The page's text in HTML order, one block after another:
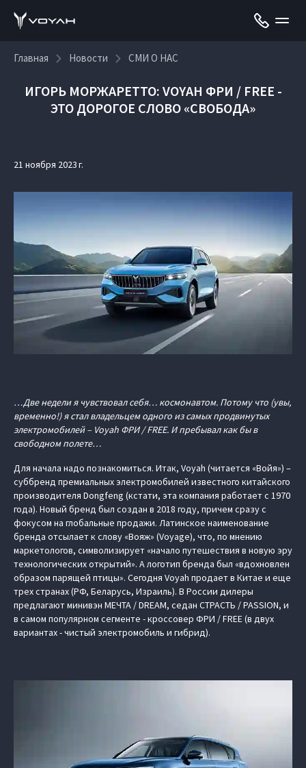
Главная Новости СМИ О НАС
ИГОРЬ МОРЖАРЕТТО: VOYAH ФРИ / FREE -
ЭТО ДОРОГОЕ СЛОВО «СВОБОДА»
21 ноября 2023 г.
…Две недели я чувствовал себя… космонавтом. Потому что (увы,
временно!) я стал владельцем одного из самых продвинутых
электромобилей – Voyah ФРИ / FREE. И пребывал как бы в
свободном полете…
Для начала надо познакомиться. Итак, Voyah (читается «Войя») –
суббренд премиальных электромобилей известного китайского
производителя Dongfeng (кстати, эта компания работает с 1970
года). Новый бренд был создан в 2018 году, причем сразу с
фокусом на глобальные продажи. Латинское наименование
бренда отсылает к слову «Вояж» (Voyage), что, по мнению
маркетологов, символизирует «начало путешествия в новую эру
технологических открытий». А логотип бренда был «вдохновлен
образом парящей птицы». Сегодня Voyah продает в Китае и еще
трех странах (РФ, Беларусь, Израиль). В России дилеры
предлагают минивэн МЕЧТА / DREAM, седан СТРАСТЬ / PASSION, и
в самом популярном сегменте - кроссовер ФРИ / FREE (в двух
вариантах - чистый электромобиль и гибрид).